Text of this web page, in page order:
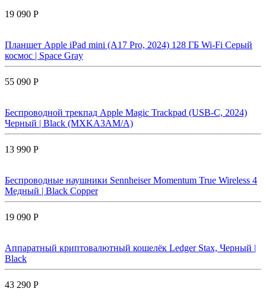
19 090 Р
Планшет Apple iPad mini (A17 Pro, 2024) 128 ГБ Wi-Fi Cерый
космос | Space Gray
55 090 Р
Беспроводной трекпад Apple Magic Trackpad (USB-C, 2024)
Черный | Black (MXKA3AM/A)
13 990 Р
Беспроводные наушники Sennheiser Momentum True Wireless 4
Медный | Black Copper
19 090 Р
Аппаратный криптовалютный кошелёк Ledger Stax, Черный |
Black
43 290 Р